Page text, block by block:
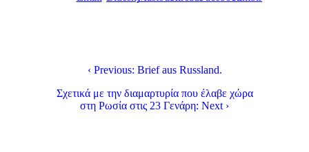
‹ Previous: Brief aus Russland.
Σχετικά με την διαμαρτυρία που έλαβε χώρα
στη Ρωσία στις 23 Γενάρη: Next ›